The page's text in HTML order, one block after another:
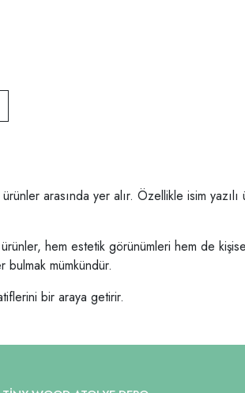
arasında yer alır. Özellikle isim
hem estetik görünümleri hem de
mümkündür.
bir araya getirir.